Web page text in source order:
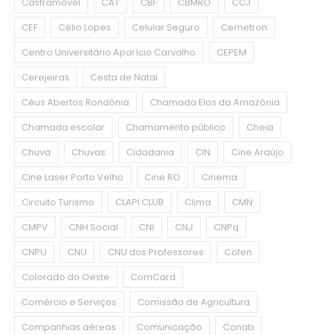
CEF
Célio Lopes Celular Seguro
Cemetron
Centro Universitário Aparício Carvalho
CEPEM
Cerejeiras
Cesta de Natal
Céus Abertos Rondônia
Chamada Elos da Amazônia
Chamada escolar
Chamamento público
Cheia
Chuva
Chuvas Cidadania CIN
Cine Araújo
Cine Laser Porto Velho
Cine RO
Cinema
Circuito Turismo
CLAPI CLUB Clima
CMN
CMPV
CNH Social CNI CNJ
CNPq
CNPU
CNU CNU dos Professores
Cofen
Colorado do Oeste
ComCard
Comércio e Serviços
Comissão de Agricultura
Companhias aéreas
Comunicação
Conab